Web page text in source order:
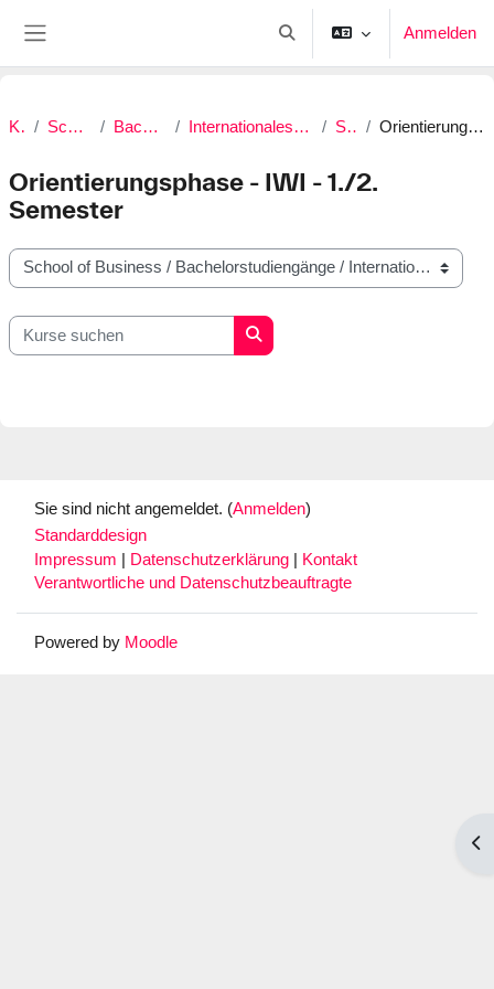
Sucheingabe umschalten
Anmelden
Kurse School of Business Bachelorstudiengänge Internationales Wirtschaftsingenieurwesen (B.A.) SoSe 2025 Orientierungsphase - IWI - 1./2. Semester
Orientierungsphase - IWI - 1./2.
Semester
Kursbereiche
Kurse suchen
Kurse suchen
Sie sind nicht angemeldet. (Anmelden)
Standarddesign
Impressum
Datenschutzerklärung
Kontakt
Verantwortliche und Datenschutzbeauftragte
Powered by Moodle